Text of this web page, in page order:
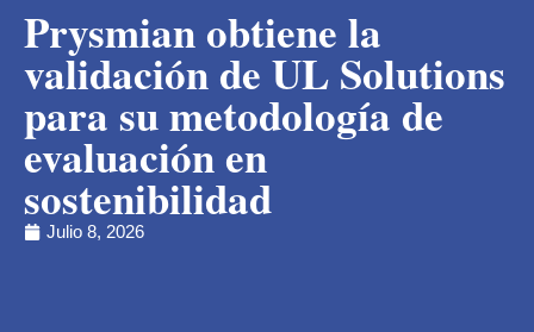
Prysmian obtiene la
validación de UL Solutions
para su metodología de
evaluación en
sostenibilidad
Julio 8, 2026